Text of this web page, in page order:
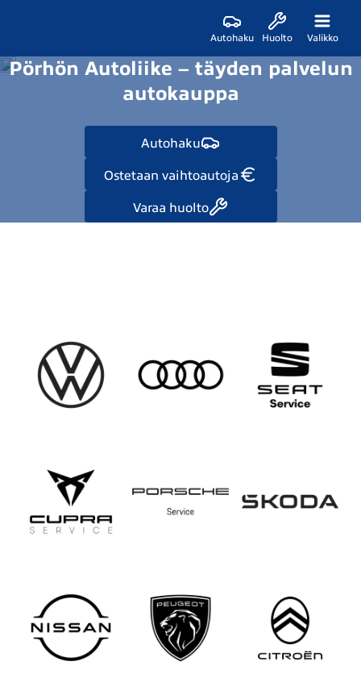
Autohaku Huolto Valikko
Pörhön Autoliike – täyden palvelun
autokauppa
Autohaku
Ostetaan vaihtoautoja
Varaa huolto